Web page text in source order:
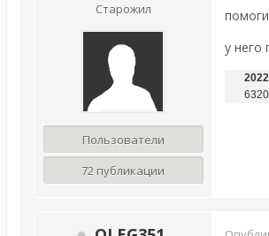
Старожил
Пользователи
72 публикации
у него